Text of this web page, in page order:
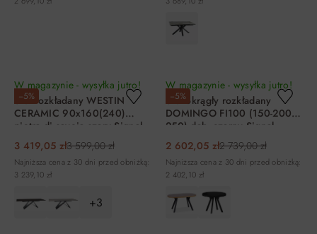
−5%
W magazynie - wysyłka jutro!
Stół rozkładany WESTIN
CERAMIC 90x160(240)
pietra di savoia szary Signal
3 419,05 zł3 599,00 zł
Najniższa cena z 30 dni przed obniżką:
3 239,10 zł
+3
−5%
W magazynie - wysyłka jutro!
Stół okrągły rozkładany
DOMINGO FI100 (150-200-
250) dąb, czarny Signal
2 602,05 zł2 739,00 zł
Najniższa cena z 30 dni przed obniżką:
2 402,10 zł